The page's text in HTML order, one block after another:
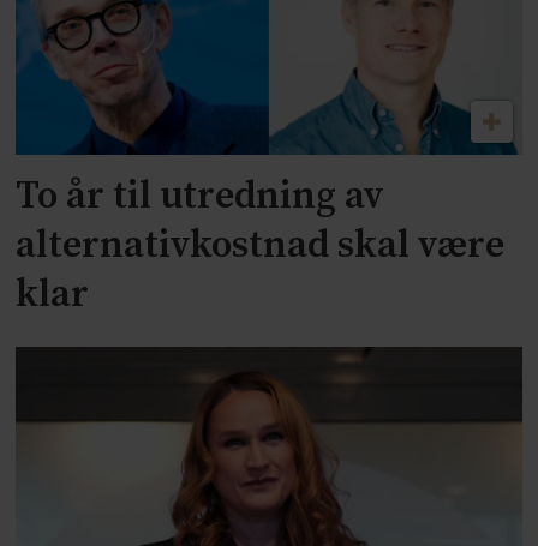
To år til utredning av
alternativkostnad skal være
klar